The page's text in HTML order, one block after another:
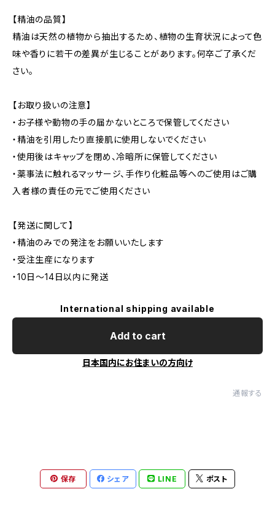
【精油の品質】
精油は天然の植物から抽出するため、植物の生育状況によって色
味や香りに若干の差異が生じることがあります。何卒ご了承くだ
さい。
【お取り扱いの注意】
・お子様や動物の手の届かないところで保管してください
・精油を引用したり直接肌に使用しないでください
・使用後はキャップを閉め、冷暗所に保管してください
・薬事法に触れるマッサージ、手作り化粧品等へのご使用はご購
入者様の責任の元でご使用ください
【発送に関して】
・精油のみでの発注をお願いいたします
・受注生産になります
・10日〜14日以内に発送
International shipping available
Add to cart
日本国内にお住まいの方向け
通報する
保存 シェア LINE ポスト